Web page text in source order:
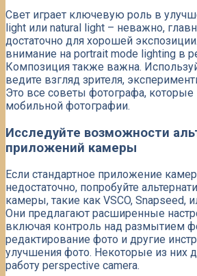
Свет играет ключевую роль в
light или natural light – неважно,
достаточно для хорошей
внимание на portrait mode lighting в
Композиция также важна.
ведите взгляд зрителя,
Это все советы фотографа,
мобильной фотографии.
Исследуйте возможности
приложений камеры
Если стандартное приложение
недостаточно, попробуйте
камеры, такие как VSCO, Snapseed,
Они предлагают расширенные
включая контроль над размытием
редактирование фото и другие
улучшения фото. Некоторые из них
работу perspective camera.